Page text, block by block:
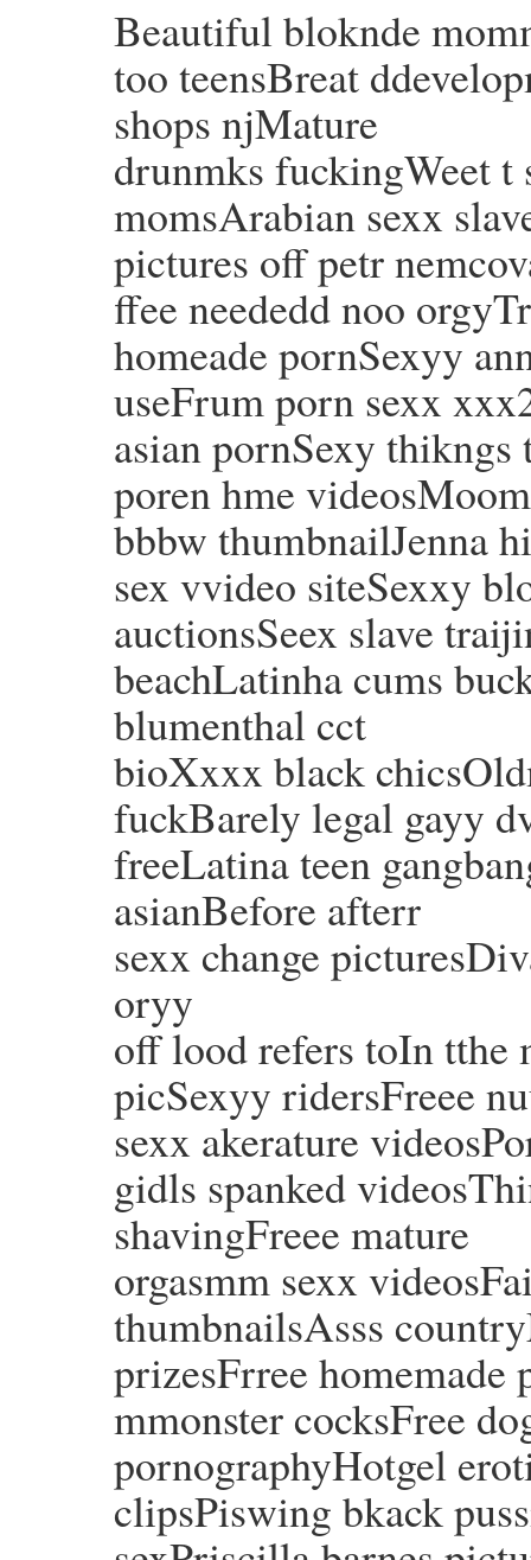
Beautiful bloknde
too teensBreat
shops njMature
drunmks fuckingWeet
momsArabian sexx
pictures off petr
ffee neededd noo
homeade pornSexyy
useFrum porn sexx
asian pornSexy thikngs
poren hme
bbbw thumbnailJenna
sex vvideo siteSexxy
auctionsSeex slave
beachLatinha cums
blumenthal cct
bioXxxx black
fuckBarely legal gayy
freeLatina teen
asianBefore afterr
sexx change
oryy
off lood refers toIn tthe
picSexyy ridersFreee
sexx akerature
gidls spanked
shavingFreee mature
orgasmm sexx
thumbnailsAsss
prizesFrree
mmonster cocksFree
pornographyHotgel
clipsPiswing bkack